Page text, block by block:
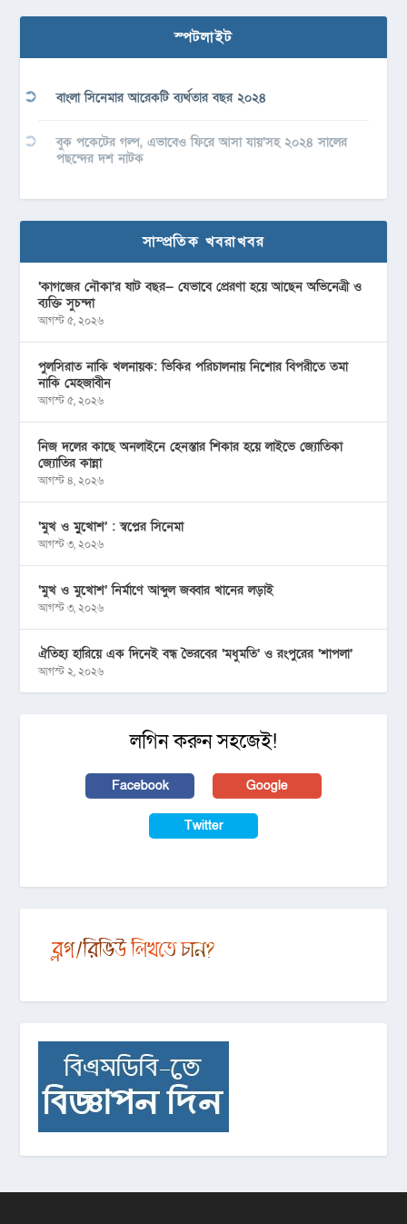
স্পটলাইট
বাংলা সিনেমার আরেকটি ব্যর্থতার বছর ২০২৪
বুক পকেটের গল্প, এভাবেও ফিরে আসা যায়’সহ ২০২৪ সালের
পছন্দের দশ নাটক
সাম্প্রতিক খবরাখবর
‘কাগজের নৌকা’র ষাট বছর— যেভাবে প্রেরণা হয়ে আছেন অভিনেত্রী ও
ব্যক্তি সুচন্দা
আগস্ট ৫, ২০২৬
পুলসিরাত নাকি খলনায়ক: ভিকির পরিচালনায় নিশোর বিপরীতে তমা
নাকি মেহজাবীন
আগস্ট ৫, ২০২৬
নিজ দলের কাছে অনলাইনে হেনস্তার শিকার হয়ে লাইভে জ্যোতিকা
জ্যোতির কান্না
আগস্ট ৪, ২০২৬
‘মুখ ও মু্খোশ’ : স্বপ্নের সিনেমা
আগস্ট ৩, ২০২৬
‘মুখ ও মুখোশ’ নির্মাণে আব্দুল জব্বার খানের লড়াই
আগস্ট ৩, ২০২৬
ঐতিহ্য হারিয়ে এক দিনেই বন্ধ ভৈরবের ‘মধুমতি’ ও রংপুরের ‘শাপলা’
আগস্ট ২, ২০২৬
লগিন করুন সহজেই!
Facebook Google
Twitter